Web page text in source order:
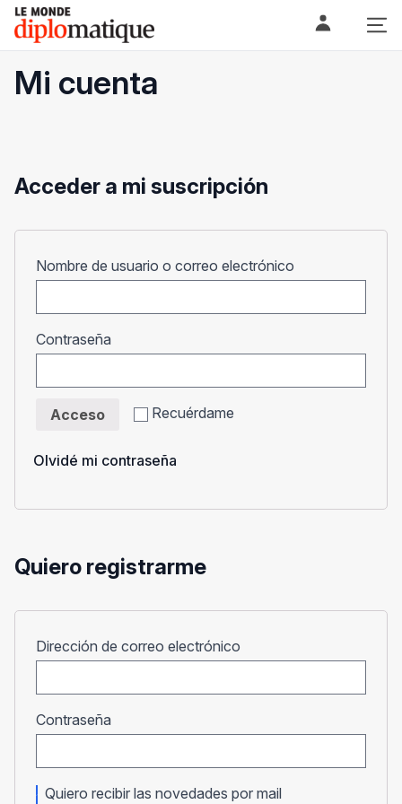
Skip
content
Le monde diplomatique
Mi cuenta
Acceder a mi suscripción
Nombre de usuario o correo electrónico
Contraseña
Recuérdame
Acceso
Olvidé mi contraseña
Quiero registrarme
Dirección de correo electrónico
Contraseña
Quiero recibir las novedades por mail